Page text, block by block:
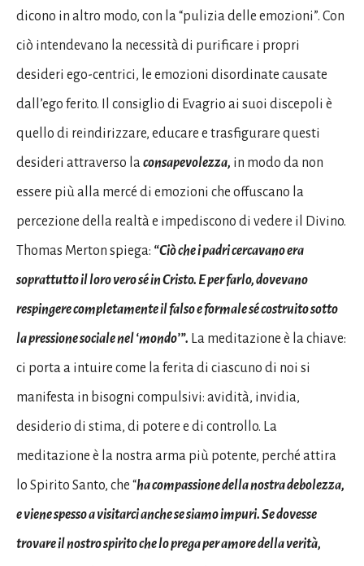
dicono in altro modo, con la “pulizia delle emozioni”. Con
ciò intendevano la necessità di purificare i propri
desideri ego-centrici, le emozioni disordinate causate
dall’ego ferito. Il consiglio di Evagrio ai suoi discepoli è
quello di reindirizzare, educare e trasfigurare questi
desideri attraverso laconsapevolezza, in modo da non
essere più alla mercé di emozioni che offuscano la
percezione della realtà e impediscono di vedere il Divino.
Thomas Merton spiega: “Ciò che i padri cercavano era
soprattutto il loro vero sé in Cristo. E per farlo, dovevano
respingere completamente il falso e formale sé costruito sotto
la pressione sociale nel ‘mondo’”. La meditazione è la chiave:
ci porta a intuire come la ferita di ciascuno di noi si
manifesta in bisogni compulsivi: avidità, invidia,
desiderio di stima, di potere e di controllo. La
meditazione è la nostra arma più potente, perché attira
lo Spirito Santo, che “ha compassione della nostra debolezza,
e viene spesso a visitarci anche se siamo impuri. Se dovesse
trovare il nostro spirito che lo prega per amore della verità,